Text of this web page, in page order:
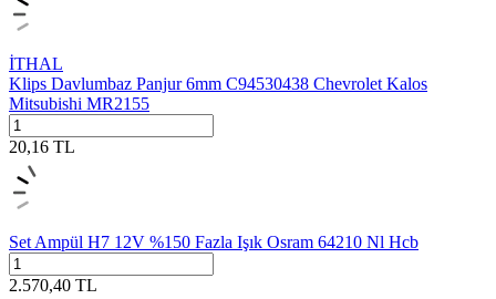
İTHAL
Klips Davlumbaz Panjur 6mm C94530438 Chevrolet Kalos
Mitsubishi MR2155
20,16 TL
Set Ampül H7 12V %150 Fazla Işık Osram 64210 Nl Hcb
2.570,40 TL